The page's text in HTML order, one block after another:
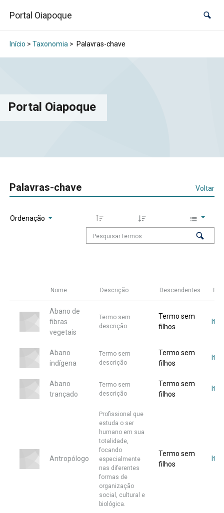
Portal Oiapoque
Início > Taxonomia> Palavras-chave
Portal Oiapoque
Palavras-chave Voltar
Ordenação
Nome Descrição Descendentes
Abano de
fibras
vegetais
Termo sem
descrição
Termo sem
filhos
Abano
indígena
Termo sem
descrição
Termo sem
filhos
Abano
trançado
Termo sem
descrição
Termo sem
filhos
Antropólogo
Profissional que
estuda o ser
humano em sua
totalidade,
focando
especialmente
nas diferentes
formas de
organização
social, cultural e
biológica.
Termo sem
filhos